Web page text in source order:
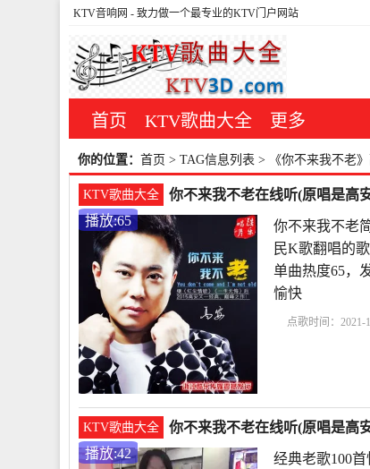
KTV音响网 - 致力做一个最专业的KTV门户网站
首页 KTV歌曲大全 更多
你的位置： 首页 > TAG信息列表 > 《你不来我不老
KTV歌曲大全
你不来我不老在线听(原唱是高
播放:65
你不来我不老
民K歌翻唱的
单曲热度65，
愉快
点歌时间：2021-
KTV歌曲大全
你不来我不老在线听(原唱是高
播放:42
经典老歌100